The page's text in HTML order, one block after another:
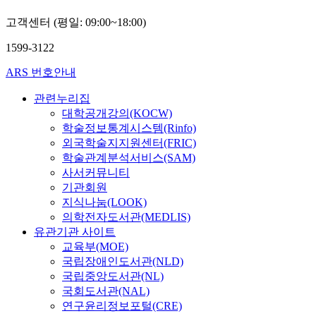
고객센터 (평일: 09:00~18:00)
1599-3122
ARS 번호안내
관련누리집
대학공개강의(KOCW)
학술정보통계시스템(Rinfo)
외국학술지지원센터(FRIC)
학술관계분석서비스(SAM)
사서커뮤니티
기관회원
지식나눔(LOOK)
의학전자도서관(MEDLIS)
유관기관 사이트
교육부(MOE)
국립장애인도서관(NLD)
국립중앙도서관(NL)
국회도서관(NAL)
연구윤리정보포털(CRE)